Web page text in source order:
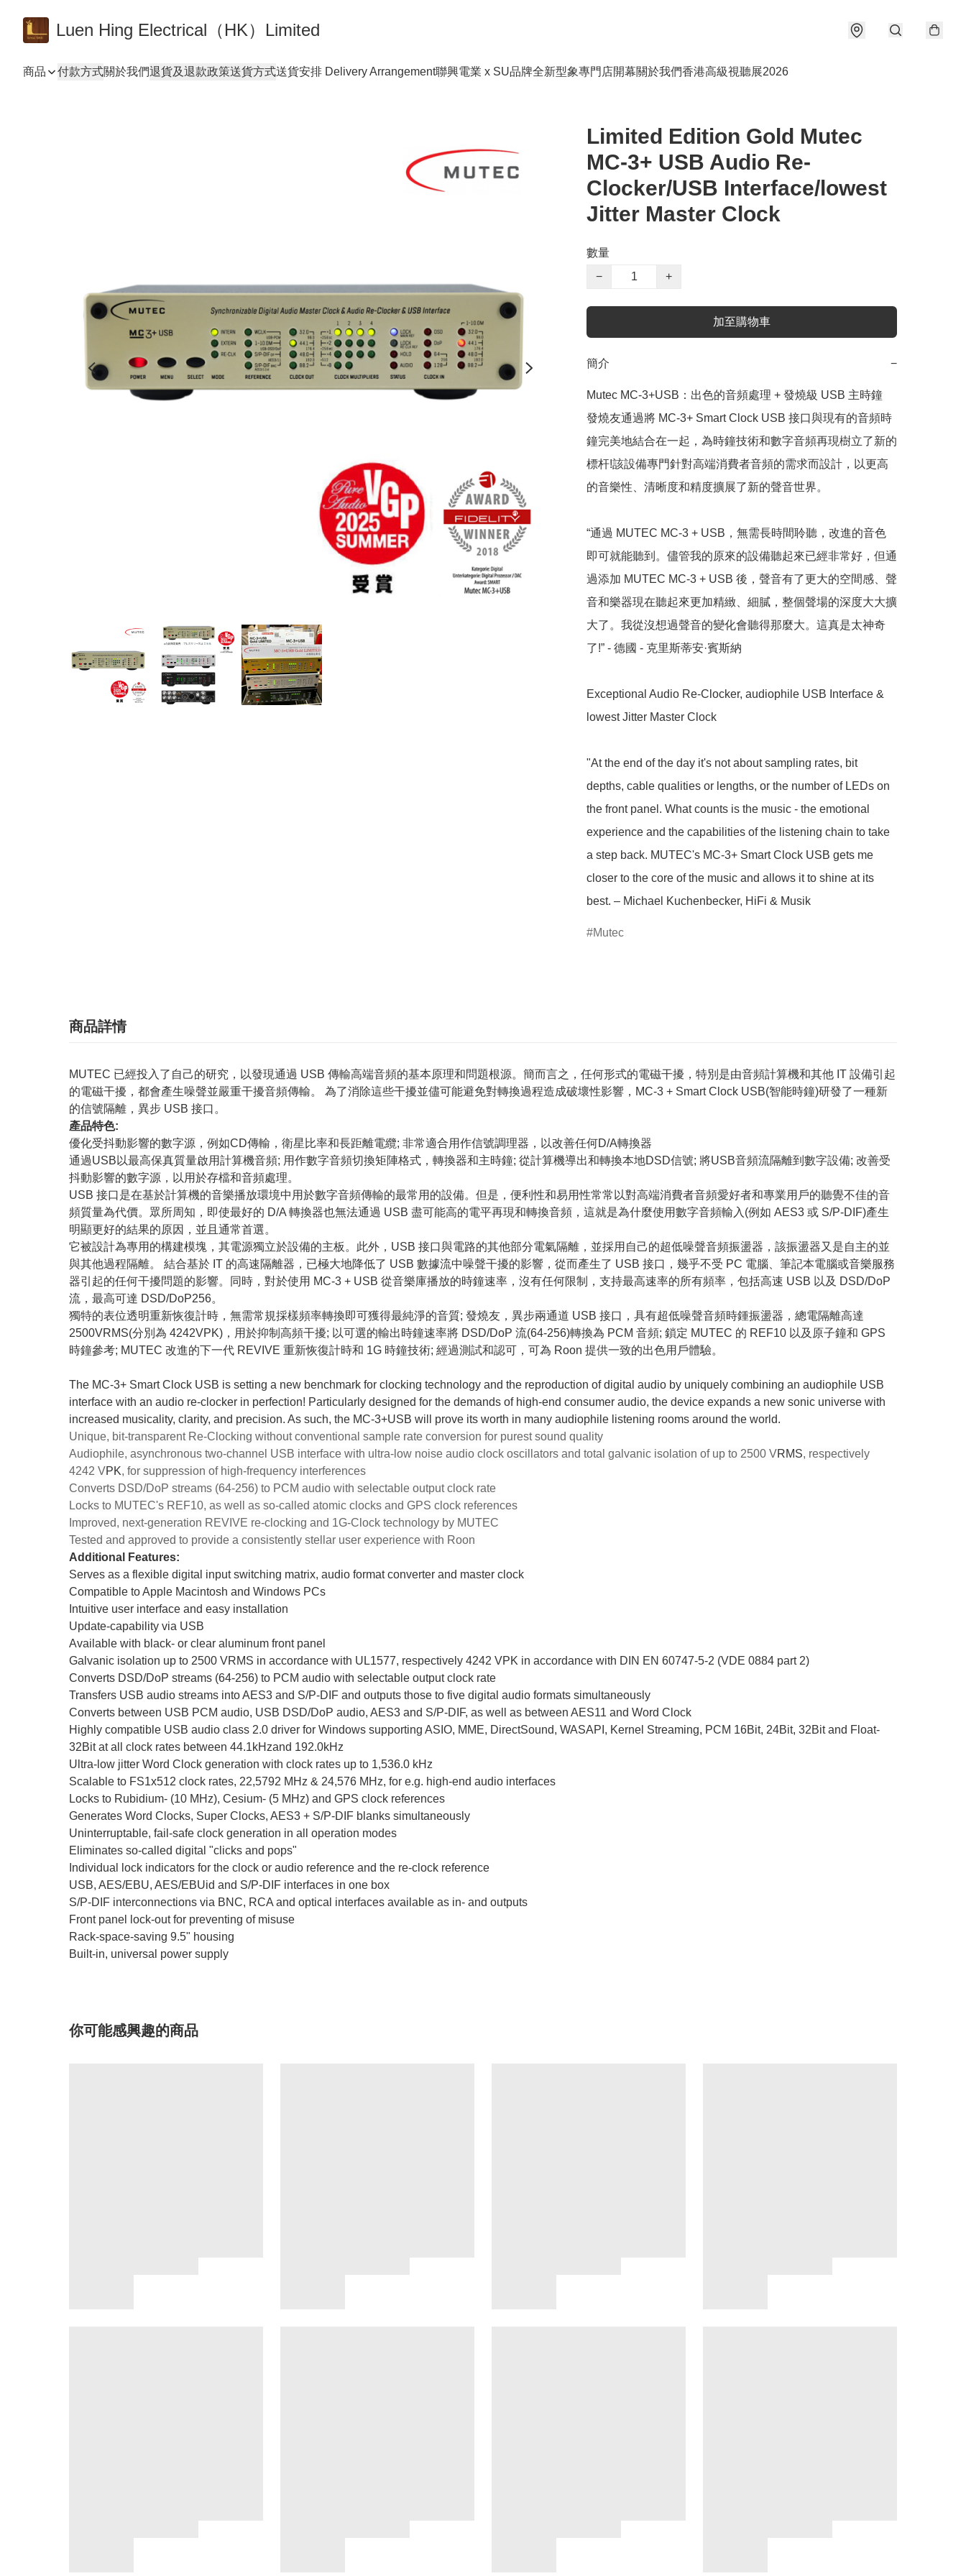
Luen Hing Electrical（HK）Limited
商品 付款方式關於我們退貨及退款政策送貨方式送貨安排 Delivery Arrangement聯興電業 x SU品牌全新型象專門店開幕關於我們香港高級視聽展2026
Limited Edition Gold Mutec
MC-3+ USB Audio Re-
Clocker/USB Interface/lowest
Jitter Master Clock
數量
−
+
加至購物車
簡介 −
Mutec MC-3+USB：出色的音頻處理 + 發燒級 USB 主時鐘
發燒友通過將 MC-3+ Smart Clock USB 接口與現有的音頻時
鐘完美地結合在一起，為時鐘技術和數字音頻再現樹立了新的
標杆!該設備專門針對高端消費者音頻的需求而設計，以更高
的音樂性、清晰度和精度擴展了新的聲音世界。
“通過 MUTEC MC-3 + USB，無需長時間聆聽，改進的音色
即可就能聽到。儘管我的原來的設備聽起來已經非常好，但通
過添加 MUTEC MC-3 + USB 後，聲音有了更大的空間感、聲
音和樂器現在聽起來更加精緻、細膩，整個聲場的深度大大擴
大了。我從沒想過聲音的變化會聽得那麼大。這真是太神奇
了!” - 德國 - 克里斯蒂安·賓斯納
Exceptional Audio Re-Clocker, audiophile USB Interface &
lowest Jitter Master Clock
"At the end of the day it's not about sampling rates, bit
depths, cable qualities or lengths, or the number of LEDs on
the front panel. What counts is the music - the emotional
experience and the capabilities of the listening chain to take
a step back. MUTEC's MC‑3+ Smart Clock USB gets me
closer to the core of the music and allows it to shine at its
best. – Michael Kuchenbecker, HiFi & Musik
Mutec
商品詳情
MUTEC 已經投入了自己的研究，以發現通過 USB 傳輸高端音頻的基本原理和問題根源。簡而言之，任何形式的電磁干擾，特別是由音頻計算機和其他 IT 設備引起
的電磁干擾，都會產生噪聲並嚴重干擾音頻傳輸。 為了消除這些干擾並儘可能避免對轉換過程造成破壞性影響，MC-3 + Smart Clock USB(智能時鐘)研發了一種新
的信號隔離，異步 USB 接口。
產品特色:
優化受抖動影響的數字源，例如CD傳輸，衛星比率和長距離電纜; 非常適合用作信號調理器，以改善任何D/A轉換器
通過USB以最高保真質量啟用計算機音頻; 用作數字音頻切換矩陣格式，轉換器和主時鐘; 從計算機導出和轉換本地DSD信號; 將USB音頻流隔離到數字設備; 改善受
抖動影響的數字源，以用於存檔和音頻處理。
USB 接口是在基於計算機的音樂播放環境中用於數字音頻傳輸的最常用的設備。但是，便利性和易用性常常以對高端消費者音頻愛好者和專業用戶的聽覺不佳的音
頻質量為代價。眾所周知，即使最好的 D/A 轉換器也無法通過 USB 盡可能高的電平再現和轉換音頻，這就是為什麼使用數字音頻輸入(例如 AES3 或 S/P-DIF)產生
明顯更好的結果的原因，並且通常首選。
它被設計為專用的構建模塊，其電源獨立於設備的主板。此外，USB 接口與電路的其他部分電氣隔離，並採用自己的超低噪聲音頻振盪器，該振盪器又是自主的並
與其他過程隔離。 結合基於 IT 的高速隔離器，已極大地降低了 USB 數據流中噪聲干擾的影響，從而產生了 USB 接口，幾乎不受 PC 電腦、筆記本電腦或音樂服務
器引起的任何干擾問題的影響。同時，對於使用 MC-3 + USB 從音樂庫播放的時鐘速率，沒有任何限制，支持最高速率的所有頻率，包括高速 USB 以及 DSD/DoP
流，最高可達 DSD/DoP256。
獨特的表位透明重新恢復計時，無需常規採樣頻率轉換即可獲得最純淨的音質; 發燒友，異步兩通道 USB 接口，具有超低噪聲音頻時鍾振盪器，總電隔離高達
2500VRMS(分別為 4242VPK)，用於抑制高頻干擾; 以可選的輸出時鐘速率將 DSD/DoP 流(64-256)轉換為 PCM 音頻; 鎖定 MUTEC 的 REF10 以及原子鐘和 GPS
時鐘參考; MUTEC 改進的下一代 REVIVE 重新恢復計時和 1G 時鐘技術; 經過測試和認可，可為 Roon 提供一致的出色用戶體驗。
The MC-3+ Smart Clock USB is setting a new benchmark for clocking technology and the reproduction of digital audio by uniquely combining an audiophile USB
interface with an audio re-clocker in perfection! Particularly designed for the demands of high-end consumer audio, the device expands a new sonic universe with
increased musicality, clarity, and precision. As such, the MC‑3+USB will prove its worth in many audiophile listening rooms around the world.
Unique, bit-transparent Re-Clocking without conventional sample rate conversion for purest sound quality
Audiophile, asynchronous two-channel USB interface with ultra-low noise audio clock oscillators and total galvanic isolation of up to 2500 VRMS, respectively
4242 VPK, for suppression of high-frequency interferences
Converts DSD/DoP streams (64-256) to PCM audio with selectable output clock rate
Locks to MUTEC's REF10, as well as so-called atomic clocks and GPS clock references
Improved, next-generation REVIVE re-clocking and 1G-Clock technology by MUTEC
Tested and approved to provide a consistently stellar user experience with Roon
Additional Features:
Serves as a flexible digital input switching matrix, audio format converter and master clock
Compatible to Apple Macintosh and Windows PCs
Intuitive user interface and easy installation
Update-capability via USB
Available with black- or clear aluminum front panel
Galvanic isolation up to 2500 VRMS in accordance with UL1577, respectively 4242 VPK in accordance with DIN EN 60747-5-2 (VDE 0884 part 2)
Converts DSD/DoP streams (64-256) to PCM audio with selectable output clock rate
Transfers USB audio streams into AES3 and S/P-DIF and outputs those to five digital audio formats simultaneously
Converts between USB PCM audio, USB DSD/DoP audio, AES3 and S/P-DIF, as well as between AES11 and Word Clock
Highly compatible USB audio class 2.0 driver for Windows supporting ASIO, MME, DirectSound, WASAPI, Kernel Streaming, PCM 16Bit, 24Bit, 32Bit and Float-
32Bit at all clock rates between 44.1kHzand 192.0kHz
Ultra-low jitter Word Clock generation with clock rates up to 1,536.0 kHz
Scalable to FS1x512 clock rates, 22,5792 MHz & 24,576 MHz, for e.g. high-end audio interfaces
Locks to Rubidium- (10 MHz), Cesium- (5 MHz) and GPS clock references
Generates Word Clocks, Super Clocks, AES3 + S/P-DIF blanks simultaneously
Uninterruptable, fail-safe clock generation in all operation modes
Eliminates so-called digital "clicks and pops"
Individual lock indicators for the clock or audio reference and the re-clock reference
USB, AES/EBU, AES/EBUid and S/P-DIF interfaces in one box
S/P-DIF interconnections via BNC, RCA and optical interfaces available as in- and outputs
Front panel lock-out for preventing of misuse
Rack-space-saving 9.5" housing
Built-in, universal power supply
你可能感興趣的商品